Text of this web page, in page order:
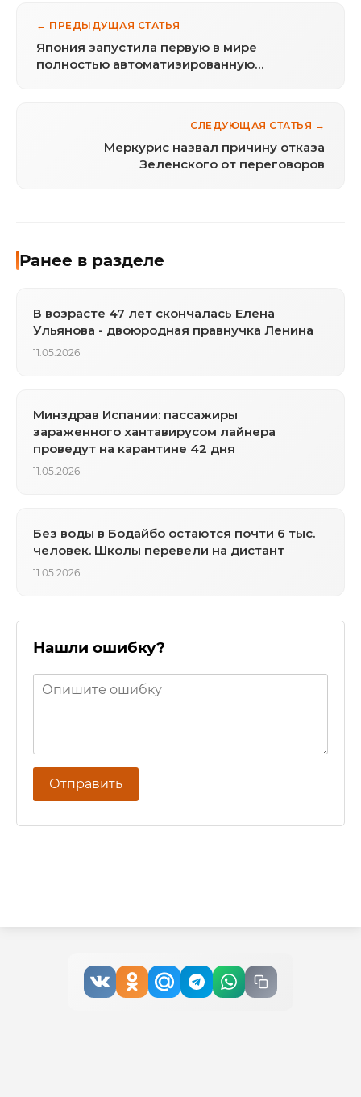
← ПРЕДЫДУЩАЯ СТАТЬЯ
Япония запустила первую в мире
полностью автоматизированную
СЛЕДУЮЩАЯ СТАТЬЯ →
Меркурис назвал причину отказа
Зеленского от переговоров
Ранее в разделе
В возрасте 47 лет скончалась Елена
Ульянова - двоюродная правнучка Ленина
11.05.2026
Минздрав Испании: пассажиры
зараженного хантавирусом лайнера
проведут на карантине 42 дня
11.05.2026
Без воды в Бодайбо остаются почти 6 тыс.
человек. Школы перевели на дистант
11.05.2026
Нашли ошибку?
Отправить